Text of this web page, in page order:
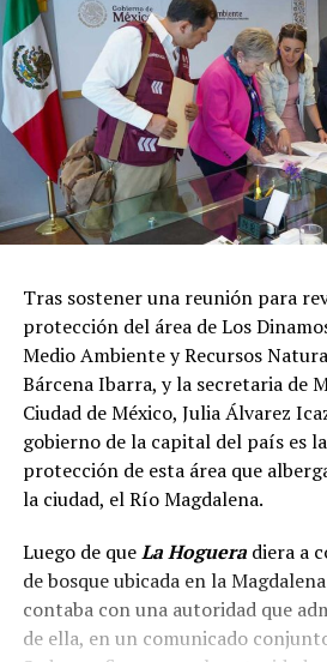
Tras sostener una reunión para
protección del área de Los
Medio Ambiente y Recursos
Bárcena Ibarra, y la secretaria de
Ciudad de México, Julia Álvarez
gobierno de la capital del país es
protección de esta área que
la ciudad, el Río Magdalena.
Luego de queLa Hogueradiera a
de bosque ubicada en la
contaba con una autoridad que
de ella, en un comunicado